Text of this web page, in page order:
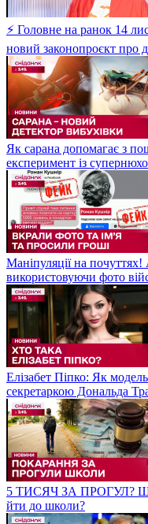
⚡ Головне на ранок 14
новий законопроєкт про
Як сарана допомагає з
експеримент із
Маніпуляції на
використовуючи фото
Елізабет Піпко: Як
секретаркою Дональда
5 ТИСЯЧ ЗА ПРОГУЛ?
йти до школи?